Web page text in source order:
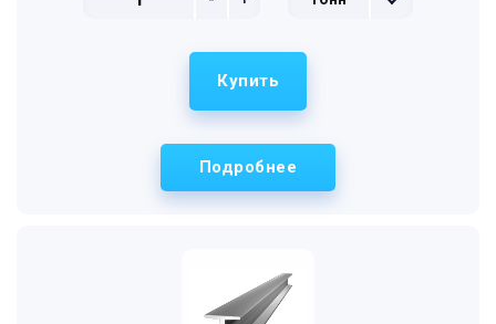
Подробнее
Купить